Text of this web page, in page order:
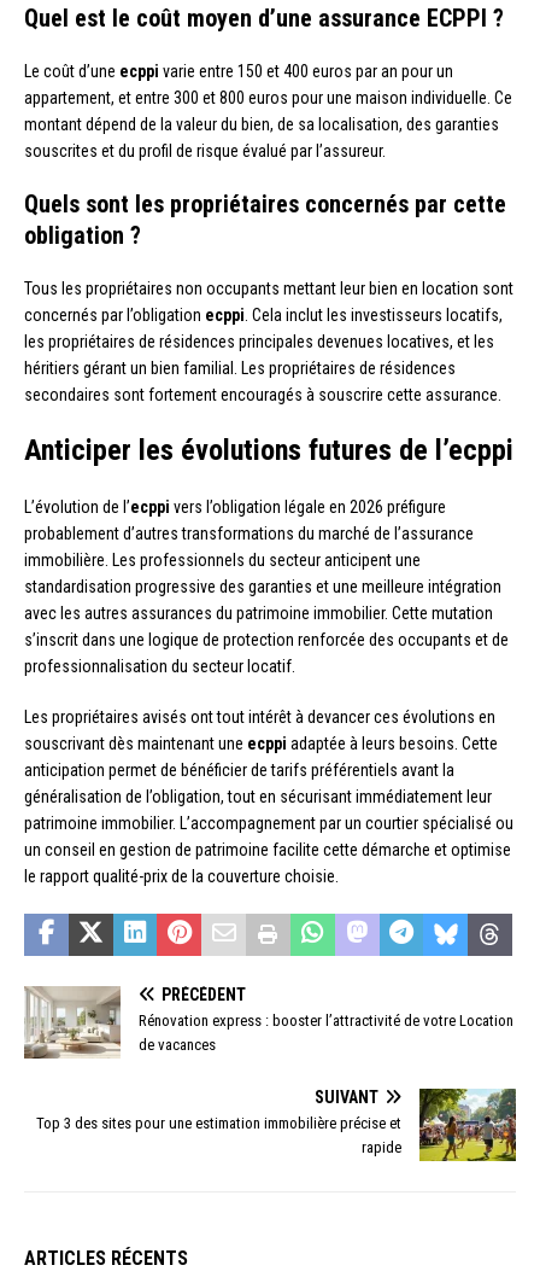
Quel est le coût moyen d’une assurance ECPPI ?
Le coût d’une ecppi varie entre 150 et 400 euros par an pour un
appartement, et entre 300 et 800 euros pour une maison individuelle. Ce
montant dépend de la valeur du bien, de sa localisation, des garanties
souscrites et du profil de risque évalué par l’assureur.
Quels sont les propriétaires concernés par cette
obligation ?
Tous les propriétaires non occupants mettant leur bien en location sont
concernés par l’obligation ecppi . Cela inclut les investisseurs locatifs,
les propriétaires de résidences principales devenues locatives, et les
héritiers gérant un bien familial. Les propriétaires de résidences
secondaires sont fortement encouragés à souscrire cette assurance.
Anticiper les évolutions futures de l’ecppi
L’évolution de l’ecppi vers l’obligation légale en 2026 préfigure
probablement d’autres transformations du marché de l’assurance
immobilière. Les professionnels du secteur anticipent une
standardisation progressive des garanties et une meilleure intégration
avec les autres assurances du patrimoine immobilier. Cette mutation
s’inscrit dans une logique de protection renforcée des occupants et de
professionnalisation du secteur locatif.
Les propriétaires avisés ont tout intérêt à devancer ces évolutions en
souscrivant dès maintenant une ecppi adaptée à leurs besoins. Cette
anticipation permet de bénéficier de tarifs préférentiels avant la
généralisation de l’obligation, tout en sécurisant immédiatement leur
patrimoine immobilier. L’accompagnement par un courtier spécialisé ou
un conseil en gestion de patrimoine facilite cette démarche et optimise
le rapport qualité-prix de la couverture choisie.
PRÉCÉDENT
Rénovation express : booster l’attractivité de votre Location
de vacances
SUIVANT
Top 3 des sites pour une estimation immobilière précise et
rapide
ARTICLES RÉCENTS